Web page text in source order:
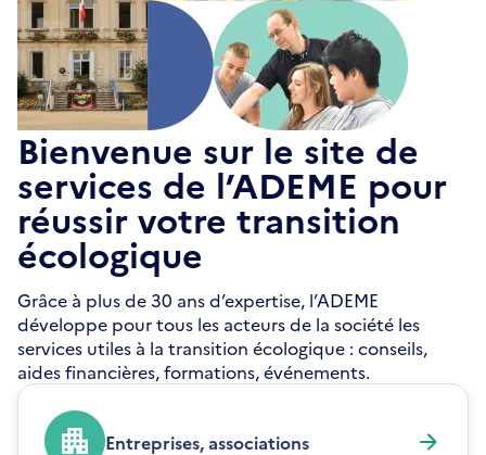
Bienvenue sur le site de
services de l’ADEME pour
réussir votre transition
écologique
Grâce à plus de 30 ans d’expertise, l’ADEME
développe pour tous les acteurs de la société les
services utiles à la transition écologique : conseils,
aides financières, formations, événements.
Entreprises, associations